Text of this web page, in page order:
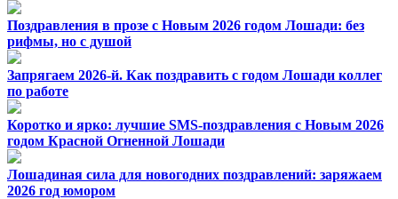
Поздравления в прозе с Новым 2026 годом Лошади: без
рифмы, но с душой
Запрягаем 2026-й. Как поздравить с годом Лошади коллег
по работе
Коротко и ярко: лучшие SMS-поздравления с Новым 2026
годом Красной Огненной Лошади
Лошадиная сила для новогодних поздравлений: заряжаем
2026 год юмором